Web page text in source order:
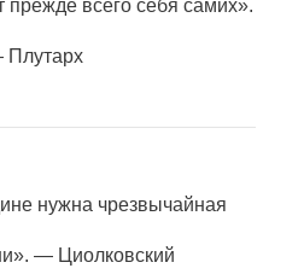
всего себя самих».
Плутарх
нужна чрезвычайная
— Ц иолковский